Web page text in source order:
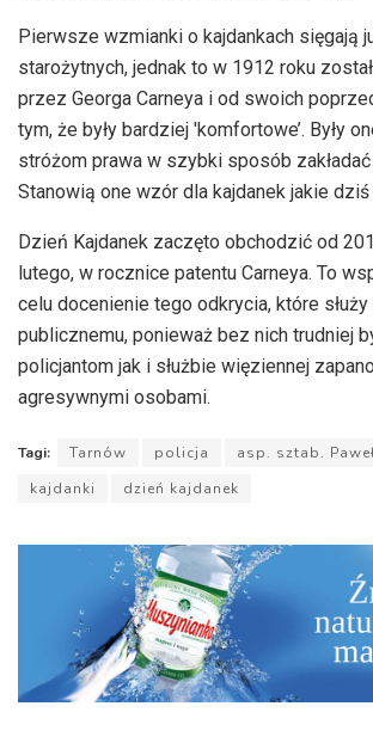
Pierwsze wzmianki o kajdankach sięgają
starożytnych, jednak to w 1912 roku
przez Georga Carneya i od swoich
tym, że były bardziej 'komfortowe’. Były
stróżom prawa w szybki sposób
Stanowią one wzór dla kajdanek jakie dziś
Dzień Kajdanek zaczęto obchodzić od
lutego, w rocznice patentu Carneya. To
celu docenienie tego odkrycia, które
publicznemu, ponieważ bez nich trudniej
policjantom jak i służbie więziennej
agresywnymi osobami.
Tagi: Tarnów policja
asp. sztab.
kajdanki
dzień kajdanek